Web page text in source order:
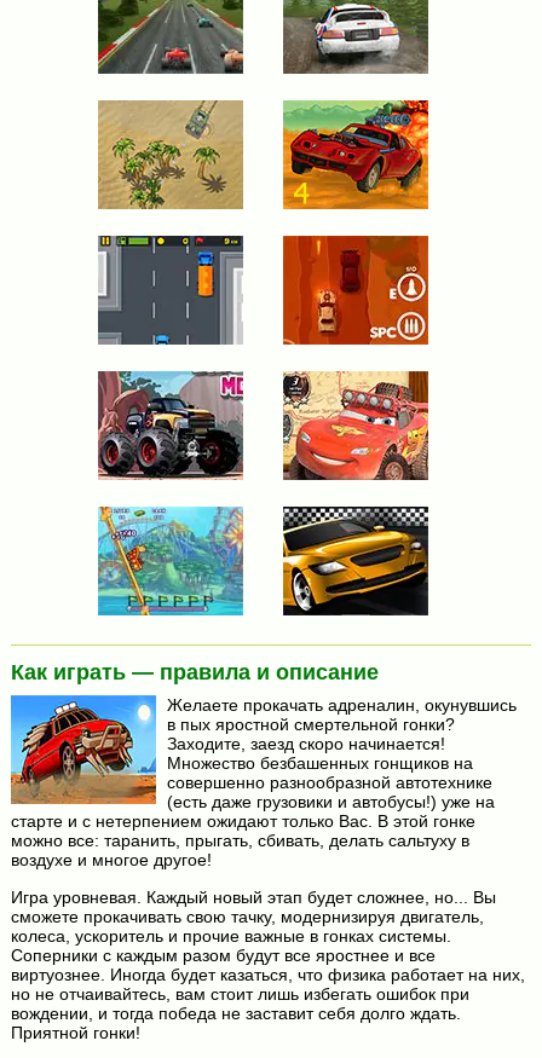
Как играть — правила и описание
Желаете прокачать адреналин, окунувшись
в пых яростной смертельной гонки?
Заходите, заезд скоро начинается!
Множество безбашенных гонщиков на
совершенно разнообразной автотехнике
(есть даже грузовики и автобусы!) уже на
старте и с нетерпением ожидают только Вас. В этой гонке
можно все: таранить, прыгать, сбивать, делать сальтуху в
воздухе и многое другое!
Игра уровневая. Каждый новый этап будет сложнее, но... Вы
сможете прокачивать свою тачку, модернизируя двигатель,
колеса, ускоритель и прочие важные в гонках системы.
Соперники с каждым разом будут все яростнее и все
виртуознее. Иногда будет казаться, что физика работает на них,
но не отчаивайтесь, вам стоит лишь избегать ошибок при
вождении, и тогда победа не заставит себя долго ждать.
Приятной гонки!